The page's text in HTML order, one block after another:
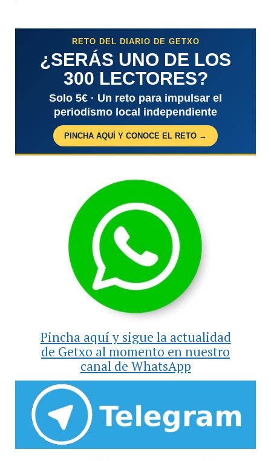
RETO DEL DIARIO DE GETXO
¿SERÁS UNO DE LOS
300 LECTORES?
Solo 5€ · Un reto para impulsar el
periodismo local independiente
PINCHA AQUÍ Y CONOCE EL RETO →
Pincha aquí y sigue la actualidad
de Getxo al momento en nuestro
canal de WhatsApp